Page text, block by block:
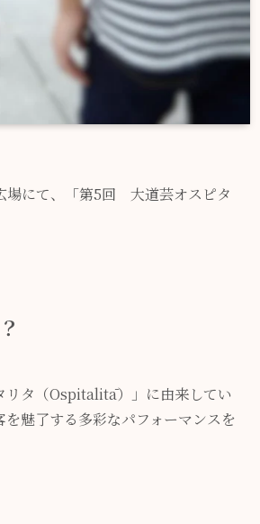
場にて、「第5回 大道芸オスピタ
リタ（Ospitalitā）」に由来してい
魅了する多彩なパフォーマンスを